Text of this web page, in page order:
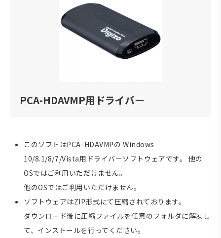
PCA-HDAVMP用ドライバー
このソフトはPCA-HDAVMPの Windows
10/8.1/8/7/Vista用ドライバーソフトウェアです。 他の
OSではご利用いただけません。
他のOSではご利用いただけません。
ソフトウェアはZIP形式にて圧縮されております。
ダウンロード後に圧縮ファイルを任意のフォルダに解凍し
て、インストールを行ってください。